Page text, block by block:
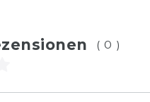
(0)